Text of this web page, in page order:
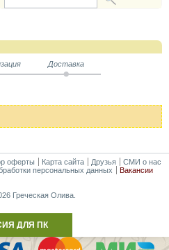
Доставка
оферты Карта сайта Друзья
СМИ о нас
персональных данных Вакансии
Греческая Олива.
ДЛЯ ПК